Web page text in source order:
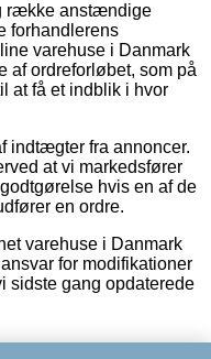
række anstændige
forhandlerens
varehuse i Danmark
af ordreforløbet, som på
at få et indblik i hvor
indtægter fra annoncer.
at vi markedsfører
hvis en af de
en ordre.
varehuse i Danmark
for modifikationer
sidste gang opdaterede